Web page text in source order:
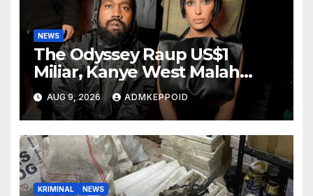
NEWS
The Odyssey Raup US$1
Miliar, Kanye West Malah
Hadapi Gugatan Rp1,9 Triliun
AUG 9, 2026 ADMKEPPOID
KRIMINAL NEWS